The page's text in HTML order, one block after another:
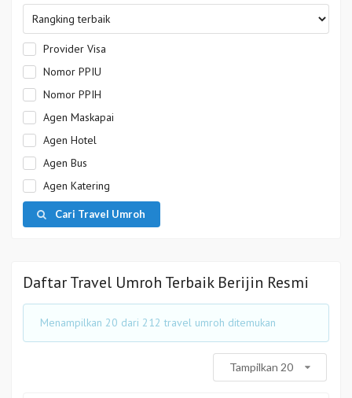
Provider Visa
Nomor PPIU
Nomor PPIH
Agen Maskapai
Agen Hotel
Agen Bus
Agen Katering
Cari Travel Umroh
Daftar Travel Umroh Terbaik Berijin Resmi
Menampilkan 20 dari 212 travel umroh ditemukan
Tampilkan 20